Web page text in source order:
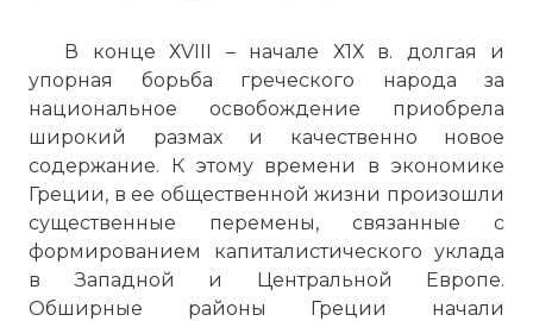
В конце ХVIII – начале Х1Х в. долгая и
упорная борьба греческого народа за
национальное освобождение приобрела
широкий размах и качественно новое
содержание. К этому времени в экономике
Греции, в ее общественной жизни произошли
существенные перемены, связанные с
формированием капиталистического уклада
в Западной и Центральной Европе.
Обширные районы Греции начали